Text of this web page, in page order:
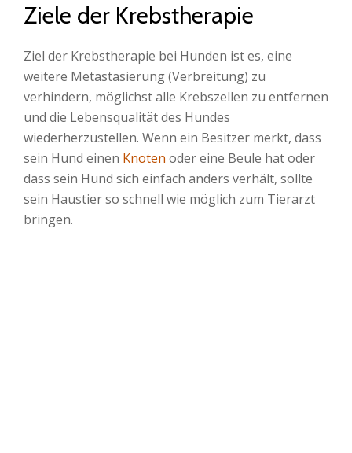
Ziele der Krebstherapie
Ziel der Krebstherapie bei Hunden ist es, eine
weitere Metastasierung (Verbreitung) zu
verhindern, möglichst alle Krebszellen zu entfernen
und die Lebensqualität des Hundes
wiederherzustellen. Wenn ein Besitzer merkt, dass
sein Hund einen Knoten oder eine Beule hat oder
dass sein Hund sich einfach anders verhält, sollte
sein Haustier so schnell wie möglich zum Tierarzt
bringen.